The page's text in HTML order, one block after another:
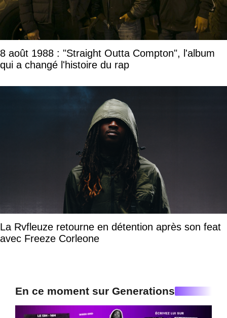
8 août 1988 : "Straight Outta Compton", l'album
qui a changé l'histoire du rap
La Rvfleuze retourne en détention après son feat
avec Freeze Corleone
En ce moment sur Generations